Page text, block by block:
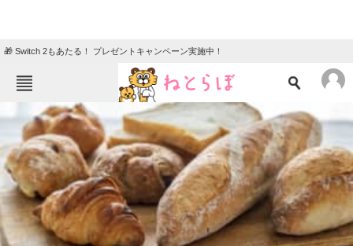
🎁 Switch 2もあたる！ プレゼントキャンペーン実施中！
ねとらぼメニュー
TOP ニュース
エンタメ クイズ
グルメ 地域
住まい 教育・育児